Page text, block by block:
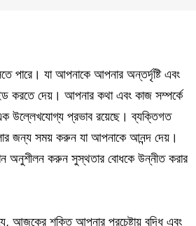
পারে। যা আপনাকে আপনার অন্তর্দৃষ্টি এবং
করতে দেয়। আপনার কথা এবং কাজ সম্পর্কে
উল্লেখযোগ্য প্রভাব রয়েছে। ব্যক্তিগত
জন্য সময় করুন যা আপনাকে আনন্দ দেয়।
অনুশীলন করুন সুস্থতার বোধকে উন্নীত করার
আজকের শক্তি আপনার প্রচেষ্টায় বৃদ্ধি এবং